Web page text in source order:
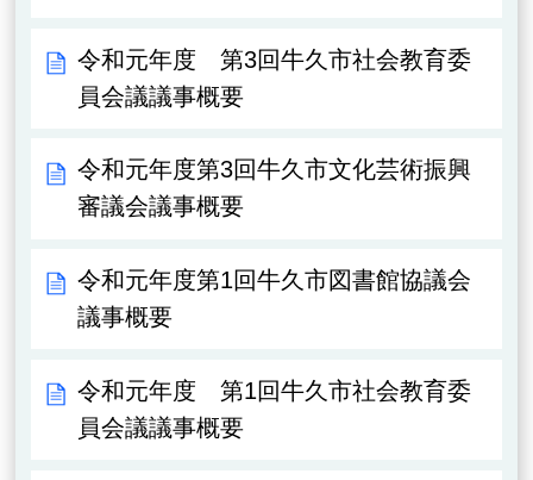
令和元年度 第3回牛久市社会教育委
員会議議事概要
令和元年度第3回牛久市文化芸術振興
審議会議事概要
令和元年度第1回牛久市図書館協議会
議事概要
令和元年度 第1回牛久市社会教育委
員会議議事概要